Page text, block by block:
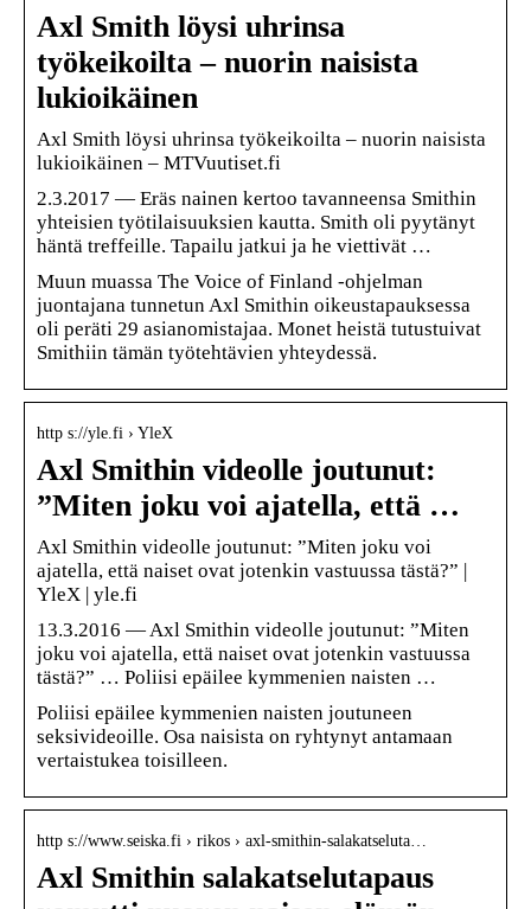
Axl Smith löysi uhrinsa
työkeikoilta – nuorin naisista
lukioikäinen
Axl Smith löysi uhrinsa työkeikoilta – nuorin naisista
lukioikäinen – MTVuutiset.fi
2.3.2017 — Eräs nainen kertoo tavanneensa Smithin
yhteisien työtilaisuuksien kautta. Smith oli pyytänyt
häntä treffeille. Tapailu jatkui ja he viettivät …
Muun muassa The Voice of Finland -ohjelman
juontajana tunnetun Axl Smithin oikeustapauksessa
oli peräti 29 asianomistajaa. Monet heistä tutustuivat
Smithiin tämän työtehtävien yhteydessä.
http s://yle.fi › YleX
Axl Smithin videolle joutunut:
”Miten joku voi ajatella, että …
Axl Smithin videolle joutunut: ”Miten joku voi
ajatella, että naiset ovat jotenkin vastuussa tästä?” |
YleX | yle.fi
13.3.2016 — Axl Smithin videolle joutunut: ”Miten
joku voi ajatella, että naiset ovat jotenkin vastuussa
tästä?” … Poliisi epäilee kymmenien naisten …
Poliisi epäilee kymmenien naisten joutuneen
seksivideoille. Osa naisista on ryhtynyt antamaan
vertaistukea toisilleen.
http s://www.seiska.fi › rikos › axl-smithin-salakatseluta…
Axl Smithin salakatselutapaus